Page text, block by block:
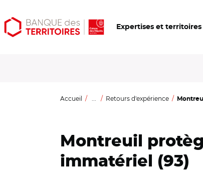
Aller
au
Aller
au
Ouvrir
les
Expertises et territoires
Accueil ... Retours d'expérience
Montreuil
immatériel (93)